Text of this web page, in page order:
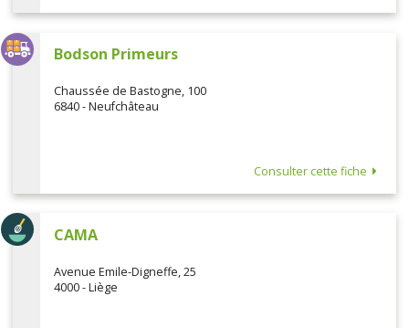
Bodson Primeurs
Chaussée de Bastogne, 100
6840 - Neufchâteau
Consulter cette fiche
CAMA
Avenue Emile-Digneffe, 25
4000 - Liège